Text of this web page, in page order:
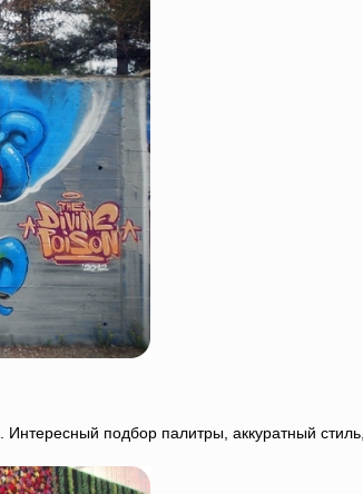
подбор палитры, аккуратный